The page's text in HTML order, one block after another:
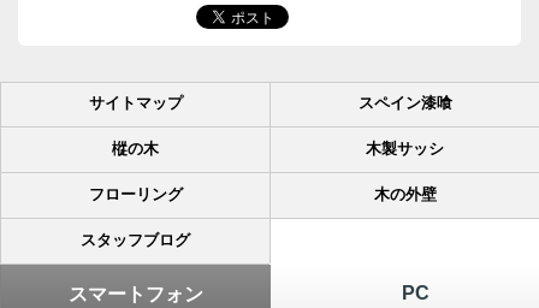
サイトマップ スペイン漆喰
樅の木 木製サッシ
フローリング 木の外壁
スタッフブログ
PC
スマートフォン